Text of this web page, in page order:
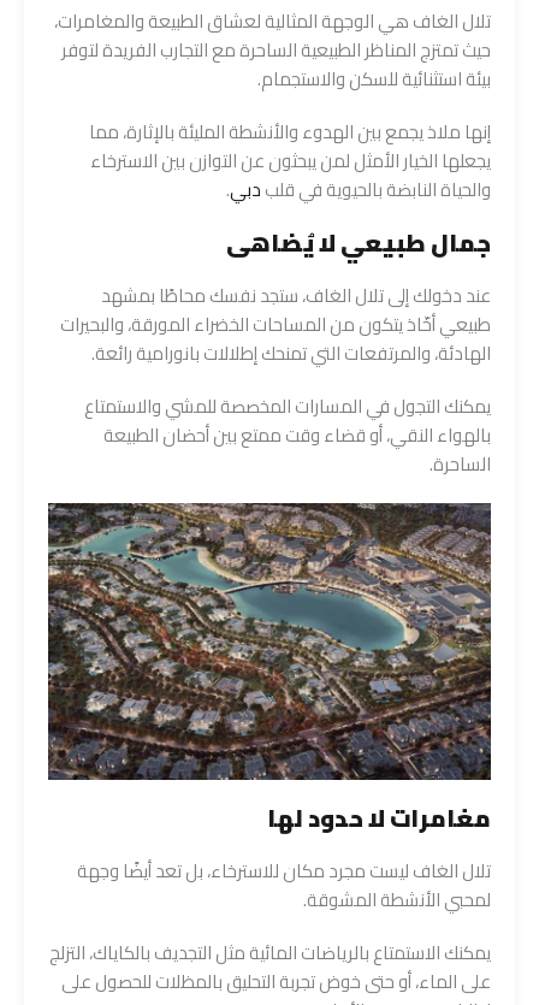
تلال الغاف هي الوجهة المثالية لعشاق الطبيعة والمغامرات،
حيث تمتزج المناظر الطبيعية الساحرة مع التجارب الفريدة لتوفر
بيئة استثنائية للسكن والاستجمام.
إنها ملاذ يجمع بين الهدوء والأنشطة المليئة بالإثارة، مما
يجعلها الخيار الأمثل لمن يبحثون عن التوازن بين الاسترخاء
والحياة النابضة بالحيوية في قلبدبي.
جمال طبيعي لا يُضاهى
عند دخولك إلى تلال الغاف، ستجد نفسك محاطًا بمشهد
طبيعي أخّاذ يتكون من المساحات الخضراء المورقة، والبحيرات
الهادئة، والمرتفعات التي تمنحك إطلالات بانورامية رائعة.
يمكنك التجول في المسارات المخصصة للمشي والاستمتاع
بالهواء النقي، أو قضاء وقت ممتع بين أحضان الطبيعة
الساحرة.
مغامرات لا حدود لها
تلال الغاف ليست مجرد مكان للاسترخاء، بل تعد أيضًا وجهة
لمحبي الأنشطة المشوقة.
يمكنك الاستمتاع بالرياضات المائية مثل التجديف بالكاياك، التزلج
على الماء، أو حتى خوض تجربة التحليق بالمظلات للحصول على